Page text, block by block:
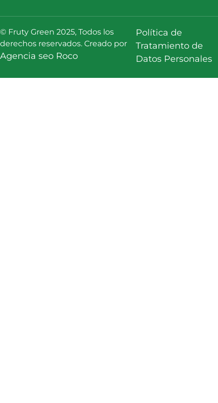
© Fruty Green 2025, Todos los
derechos reservados. Creado por
Agencia seo Roco
Política de
Tratamiento de
Datos Personales